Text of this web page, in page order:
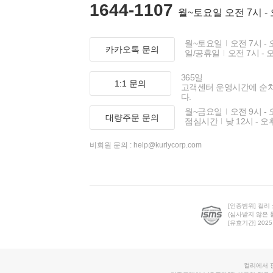
1644-1107 월~토요일 오전 7시 -
카카오톡 문의
월~토요일
오전 7시 -
일/공휴일
오전 7시 -
1:1 문의
365일
고객센터 운영시간에 순
다.
대량주문 문의
월~금요일
오전 9시 -
점심시간
낮 12시 - 오
비회원 문의 : help@kurlycorp.com
[인증범위] 컬리
(심사받지 않은
[유효기간]
컬리에서